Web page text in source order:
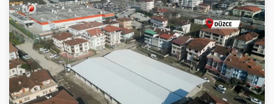
Twitter
Google Play
App Store